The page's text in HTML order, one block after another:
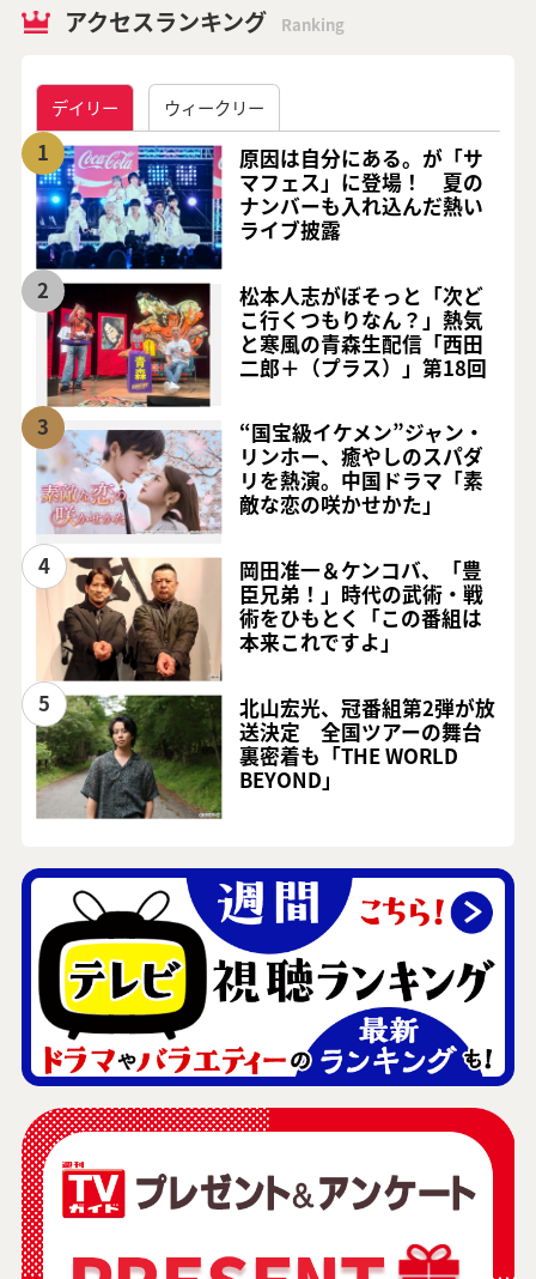
アクセスランキング Ranking
デイリー ウィークリー
1
原因は自分にある。が「サ
マフェス」に登場！ 夏の
ナンバーも入れ込んだ熱い
ライブ披露
2
松本人志がぼそっと「次ど
こ行くつもりなん？」熱気
と寒風の青森生配信「西田
二郎＋（プラス）」第18回
3
“国宝級イケメン”ジャン・
リンホー、癒やしのスパダ
リを熱演。中国ドラマ「素
敵な恋の咲かせかた」
4
岡田准一＆ケンコバ、「豊
臣兄弟！」時代の武術・戦
術をひもとく「この番組は
本来これですよ」
5
北山宏光、冠番組第2弾が放
送決定 全国ツアーの舞台
裏密着も「THE WORLD
BEYOND」